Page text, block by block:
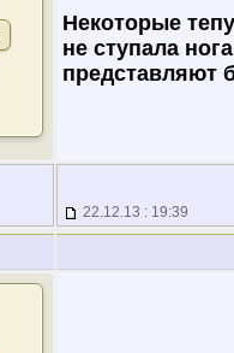
Некоторые
не ступала
представляют
22.12.13 : 19:39